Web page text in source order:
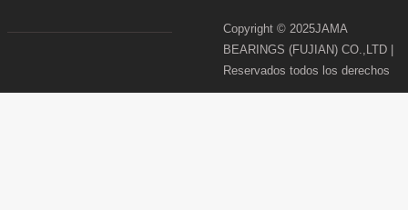
Copyright © 2025JAMA
BEARINGS (FUJIAN) CO.,LTD |
Reservados todos los derechos